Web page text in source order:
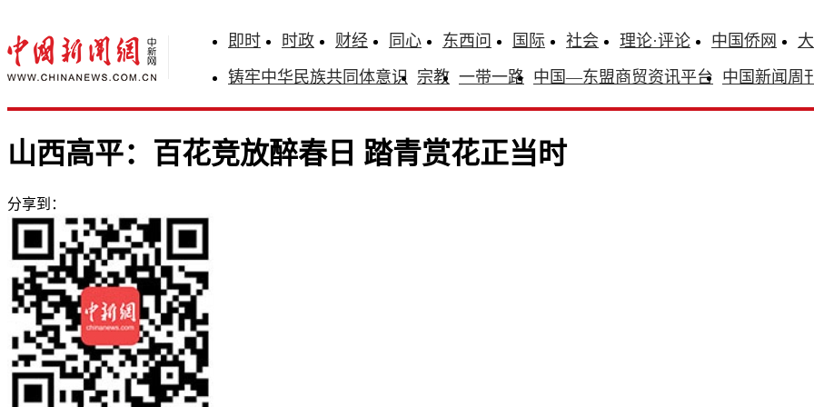
即时 时政 财经 同心 东西问 国际 社会 理论·评论 中国侨网
铸牢中华民族共同体意识 宗教 一带一路 中国—东盟商贸资讯平台 中国新闻周
山西高平：百花竞放醉春日 踏青赏花正当时
分享到：